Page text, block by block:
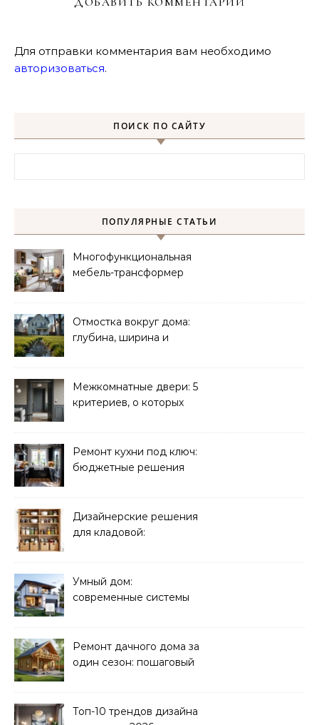
Для отправки комментария вам необходимо
авторизоваться.
ПОИСК ПО САЙТУ
ПОПУЛЯРНЫЕ СТАТЬИ
Многофункциональная
мебель-трансформер
Отмостка вокруг дома:
глубина, ширина и
Межкомнатные двери: 5
критериев, о которых
Ремонт кухни под ключ:
бюджетные решения
Дизайнерские решения
для кладовой:
Умный дом:
современные системы
Ремонт дачного дома за
один сезон: пошаговый
Топ-10 трендов дизайна